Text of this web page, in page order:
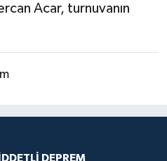
Acar, turnuvanın
DEPREM